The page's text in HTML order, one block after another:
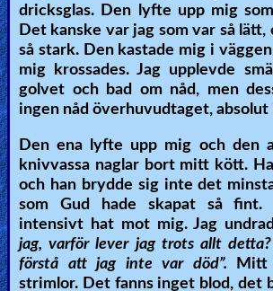
dricksglas. Den lyfte upp mig
Det kanske var jag som var så
så stark. Den kastade mig i
mig krossades. Jag upplevde
golvet och bad om nåd, men
ingen nåd överhuvudtaget, absolut
Den ena lyfte upp mig och den
knivvassa naglar bort mitt kött.
och han brydde sig inte det
som Gud hade skapat så
intensivt hat mot mig. Jag
jag, varför lever jag trots allt
förstå att jag inte var död”.
Mitt
strimlor. Det fanns inget blod, det